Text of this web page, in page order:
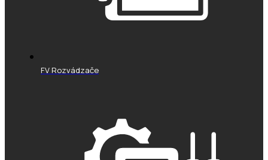
FV Rozvádzače